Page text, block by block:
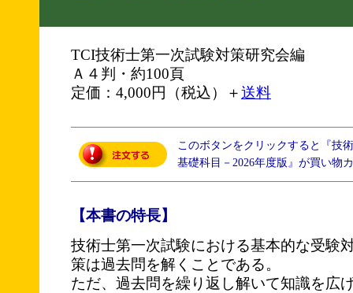
TCI技術士第一次試験対策研究会編
Ａ４判・約100頁
定価：4,000円（税込）＋送料
このボタンをクリックすると『技
基礎科目－2026年度版』が買い物
【本書の特長】
技術士第一次試験における基本的な受験
策は過去問を解くことである。
ただ、過去問を繰り返し解いて知識を広